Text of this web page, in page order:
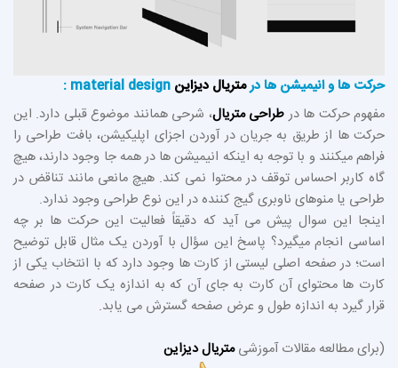
حرکت ها و انیمیشن ها درمتریال دیزاین
مفهوم حرکت ها درطراحی متریال، شرحی همانند موضوع قبلی دارد. این
حرکت ها از طریق به جریان در آوردن اجزای اپلیکیشن، بافت طراحی را
فراهم میکنند و با توجه به اینکه انیمیشن ها در همه جا وجود دارند، هیچ
گاه کاربر احساس توقف در محتوا نمی کند. هیچ مانعی مانند تناقض در
طراحی یا منوهای ناوبری گیج کننده در این نوع طراحی وجود ندارد.
اینجا این سوال پیش می آید که دقیقاً فعالیت این حرکت ها بر چه
اساسی انجام میگیرد؟ پاسخ این سؤال با آوردن یک مثال قابل توضیح
است؛ در صفحه اصلی لیستی از کارت ها وجود دارد که با انتخاب یکی از
کارت ها محتوای آن کارت به جای آن که به اندازه یک کارت در صفحه
قرار گیرد به اندازه طول و عرض صفحه گسترش می یابد.
(برای مطالعه مقالات آموزشیمتریال دیزاین